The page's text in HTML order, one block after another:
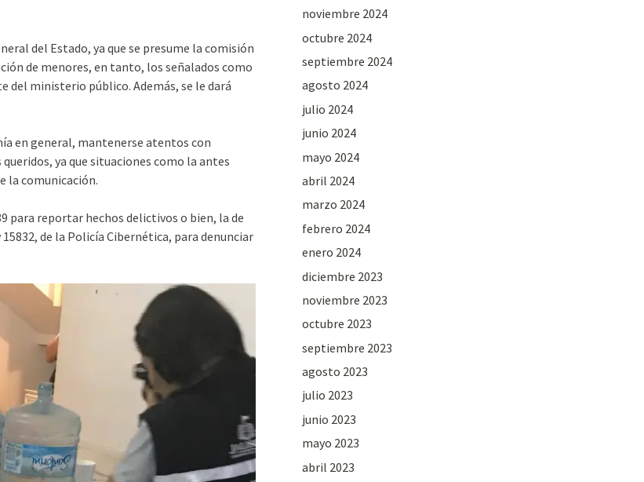
del Estado, ya que se presume la comisión
de menores, en tanto, los señalados como
del ministerio público. Además, se le dará
en general, mantenerse atentos con
ya que situaciones como la antes
la comunicación.
para reportar hechos delictivos o bien, la de
de la Policía Cibernética, para denunciar
noviembre 2024
octubre 2024
septiembre 2024
agosto 2024
julio 2024
junio 2024
mayo 2024
abril 2024
marzo 2024
febrero 2024
enero 2024
diciembre 2023
noviembre 2023
octubre 2023
septiembre 2023
agosto 2023
julio 2023
junio 2023
mayo 2023
abril 2023